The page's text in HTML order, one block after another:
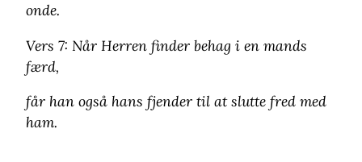
onde.
Vers 7: Når Herren finder behag i en mands
færd,
får han også hans fjender til at slutte fred med
ham.